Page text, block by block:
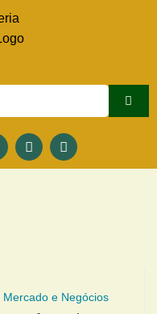
Mercado e Negócios